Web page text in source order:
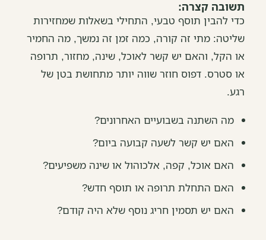
תשובה קצרה:
כדי להבין תוסף טבעי, התחילי בשאלות שמחזירות
שליטה: מתי זה קורה, כמה זמן זה נמשך, מה החמיר
או הקל, והאם יש קשר לאוכל, שינה, מחזור, תרופה
או סטרס. דפוס חוזר שווה יותר מתחושת בטן של
רגע.
מה השתנה בשבועיים האחרונים?
האם יש קשר לשעה קבועה ביום?
האם אוכל, קפה, אלכוהול או שינה משפיעים?
האם התחלת תרופה או תוסף חדש?
האם יש תסמין חריג נוסף שלא היה קודם?